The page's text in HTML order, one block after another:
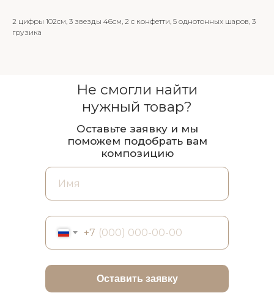
2 цифры 102см, 3 звезды 46см, 2 с конфетти, 5 однотонных шаров, 3
грузика
+7
Оставить заявку
Не смогли найти
нужный товар?
Оставьте заявку и мы
поможем подобрать вам
композицию